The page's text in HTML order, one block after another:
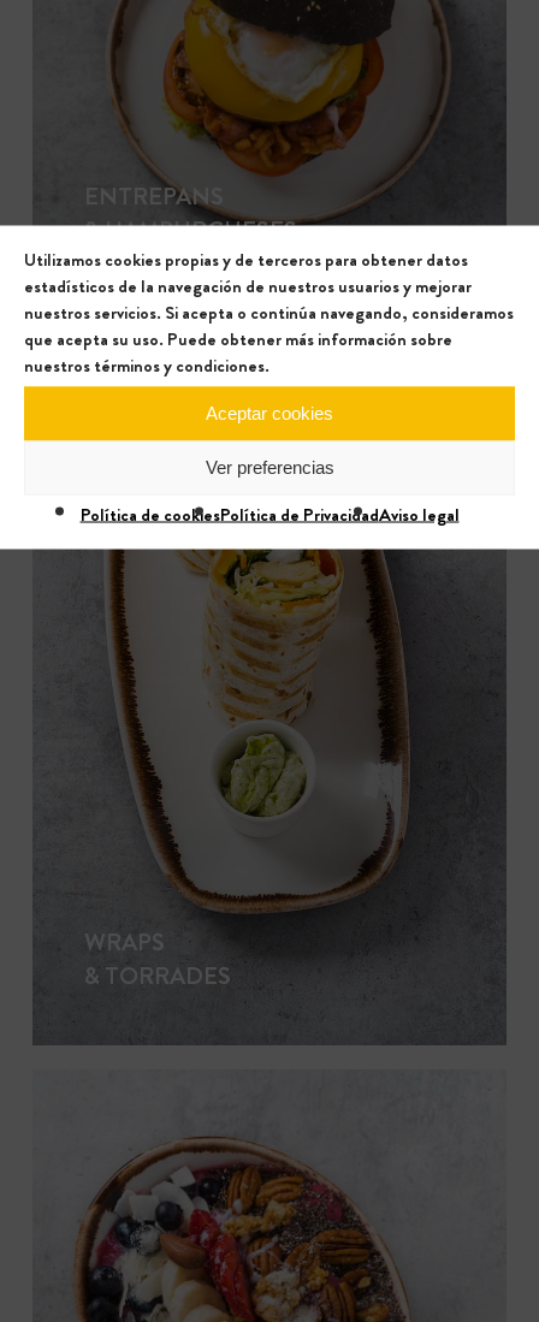
Utilizamos cookies propias y de terceros para obtener datos
estadísticos de la navegación de nuestros usuarios y mejorar
nuestros servicios. Si acepta o continúa navegando, consideramos
que acepta su uso. Puede obtener más información sobre
nuestros términos y condiciones.
Aceptar cookies
Ver preferencias
Política de cookiesPolítica de PrivacidadAviso legal
ENTREPANS
& HAMBURGUESES
WRAPS
& TORRADES